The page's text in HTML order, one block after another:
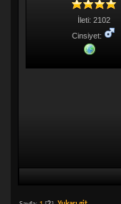
İleti: 2102
Cinsiyet: